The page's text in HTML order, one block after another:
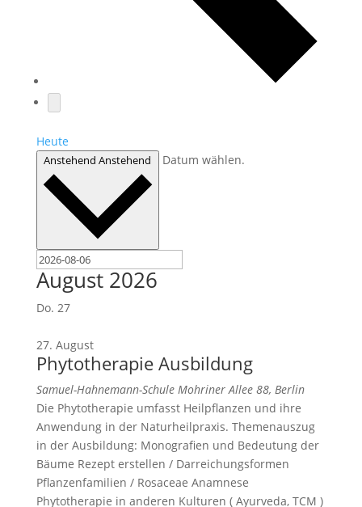
Heute
AnstehendAnstehend Datum wählen.
August 2026
Do. 27
27. August
Phytotherapie Ausbildung
Samuel-Hahnemann-Schule Mohriner Allee 88, Berlin
Die Phytotherapie umfasst Heilpflanzen und ihre
Anwendung in der Naturheilpraxis. Themenauszug
in der Ausbildung: Monografien und Bedeutung der
Bäume Rezept erstellen / Darreichungsformen
Pflanzenfamilien / Rosaceae Anamnese
Phytotherapie in anderen Kulturen ( Ayurveda, TCM )